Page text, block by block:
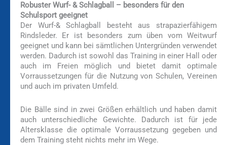
Robuster Wurf- & Schlagball – besonders für den
Schulsport geeignet
Der Wurf-& Schlagball besteht aus strapazierfähigem
Rindsleder. Er ist besonders zum üben vom Weitwurf
geeignet und kann bei sämtlichen Untergründen verwendet
werden. Dadurch ist sowohl das Training in einer Hall oder
auch im Freien möglich und bietet damit optimale
Vorraussetzungen für die Nutzung von Schulen, Vereinen
und auch im privaten Umfeld.
Die Bälle sind in zwei Größen erhältlich und haben damit
auch unterschiedliche Gewichte. Dadurch ist für jede
Altersklasse die optimale Vorraussetzung gegeben und
dem Training steht nichts mehr im Wege.